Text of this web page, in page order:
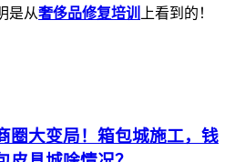
是从奢侈品修复培训 上看到的！
圈大变局！箱包城施工，钱